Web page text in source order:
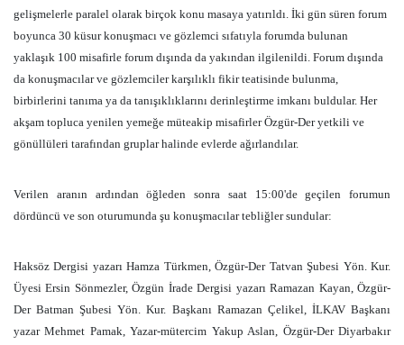
gelişmelerle paralel olarak birçok konu masaya yatırıldı. İki gün süren forum
boyunca 30 küsur konuşmacı ve gözlemci sıfatıyla forumda bulunan
yaklaşık 100 misafirle forum dışında da yakından ilgilenildi. Forum dışında
da konuşmacılar ve gözlemciler karşılıklı fikir teatisinde bulunma,
birbirlerini tanıma ya da tanışıklıklarını derinleştirme imkanı buldular. Her
akşam topluca yenilen yemeğe müteakip misafirler Özgür-Der yetkili ve
gönüllüleri tarafından gruplar halinde evlerde ağırlandılar.
Verilen aranın ardından öğleden sonra saat 15:00'de geçilen forumun
dördüncü ve son oturumunda şu konuşmacılar tebliğler sundular:
Haksöz Dergisi yazarı Hamza Türkmen, Özgür-Der Tatvan Şubesi Yön. Kur.
Üyesi Ersin Sönmezler, Özgün İrade Dergisi yazarı Ramazan Kayan, Özgür-
Der Batman Şubesi Yön. Kur. Başkanı Ramazan Çelikel, İLKAV Başkanı
yazar Mehmet Pamak, Yazar-mütercim Yakup Aslan, Özgür-Der Diyarbakır